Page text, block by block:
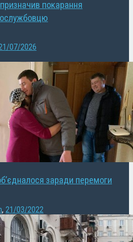
покарання
07/2026
заради перемоги
, 21/03/2022